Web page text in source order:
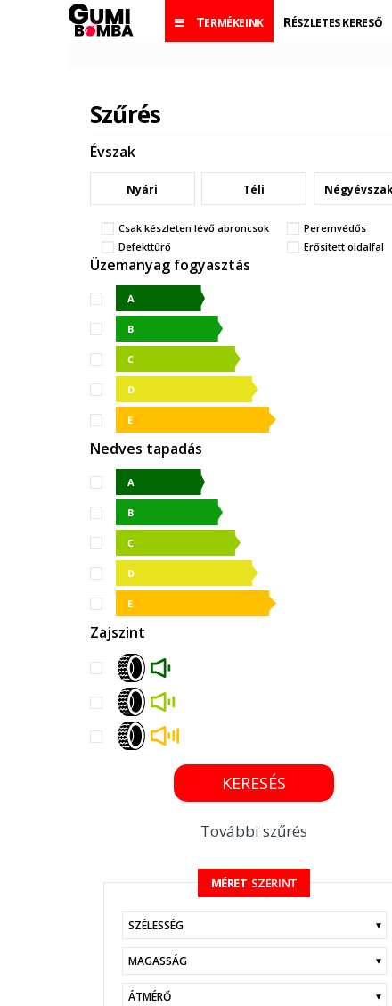
TERMÉKEINK RÉSZLETES KERESŐ
Szűrés
Évszak
Nyári Téli
Csak készleten lévő abroncsok
Peremvédős
Defekttűrő
Erősitett oldalfal
Üzemanyag fogyasztás
Nedves tapadás
Zajszint
KERESÉS
További szűrés
MÉRET SZERINT